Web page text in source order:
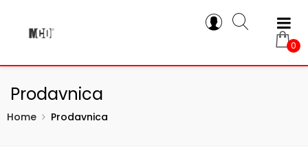
0
Prodavnica
Home Prodavnica